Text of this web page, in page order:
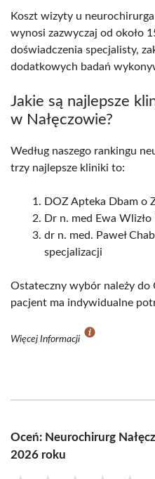
Koszt wizyty u
wynosi zazwyczaj od około
doświadczenia specjalisty,
dodatkowych badań
Jakie są najlepsze
w Nałęczowie?
Według naszego rankingu
trzy najlepsze kliniki to:
DOZ Apteka Dbam o
Dr n. med Ewa
dr n. med. Paweł
specjalizacji
Ostateczny wybór należy do
pacjent ma indywidualne
Więcej Informacji
Oceń: Neurochirurg
2026 roku